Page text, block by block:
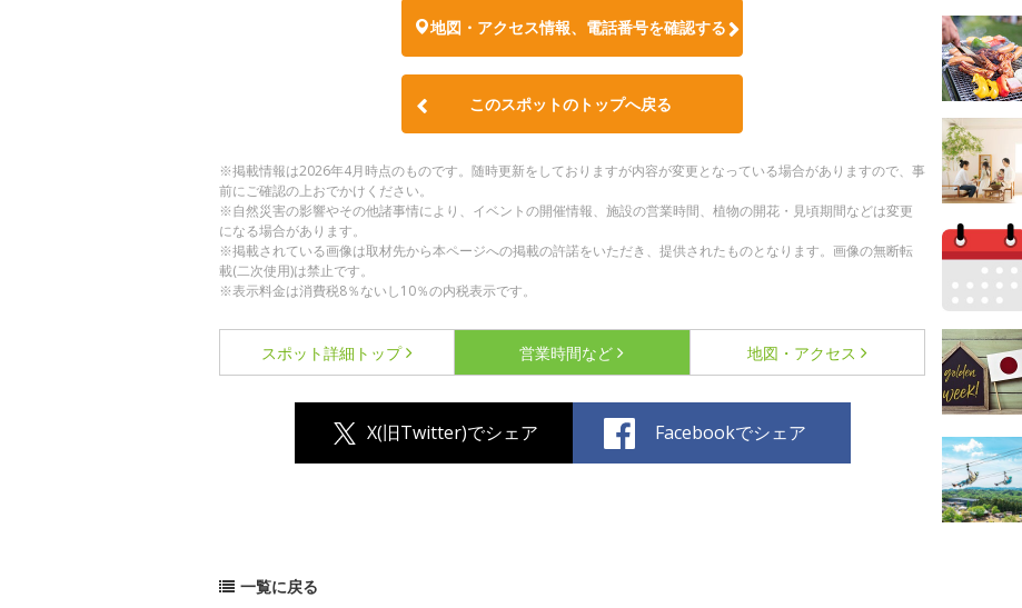
地図・アクセス情報、電話番号を確認する
このスポットのトップへ戻る
※掲載情報は2026年4月時点のものです。随時更新をしておりますが内容が変更となっている場合がありますので、事
前にご確認の上おでかけください。
※自然災害の影響やその他諸事情により、イベントの開催情報、施設の営業時間、植物の開花・見頃期間などは変更
になる場合があります。
※掲載されている画像は取材先から本ページへの掲載の許諾をいただき、提供されたものとなります。画像の無断転
載(二次使用)は禁止です。
※表示料金は消費税8％ないし10％の内税表示です。
スポット詳細 トップ 営業時間など 地図・アクセス
X(旧Twitter)でシェア Facebookでシェア
一覧に戻る